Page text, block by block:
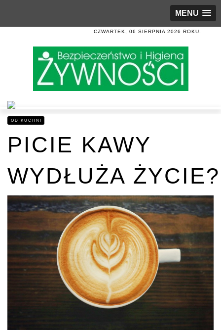
MENU
CZWARTEK, 06 SIERPNIA 2026 ROKU.
OD KUCHNI
PICIE KAWY
WYDŁUŻA ŻYCIE?